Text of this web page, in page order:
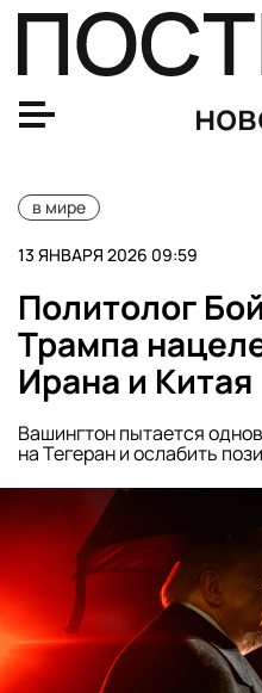
в мире
13 ЯНВАРЯ 2026 09:59
Политолог
Трампа
Ирана и Китая
Вашингтон пытается
на Тегеран и ослабить
В конгресс США внесли